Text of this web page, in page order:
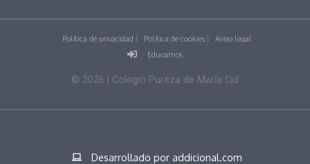
Política de privacidad Política de cookies
Aviso legal
Educamos
© 2026 | Colegio Pureza de María Cid
Desarrollado por addicional.com